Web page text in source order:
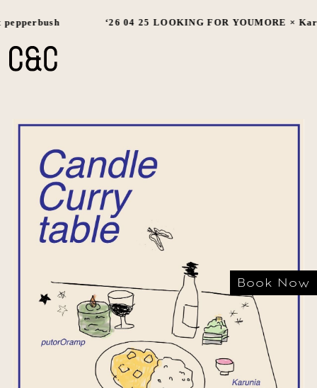
Book Now
‘26 04 25 LOOKING FOR YOUMORE ×